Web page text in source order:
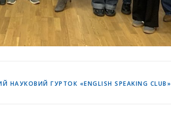
НАУКОВИЙ ГУРТОК «ENGLISH SPEAKING CLUB»